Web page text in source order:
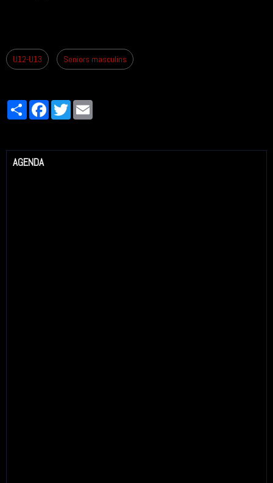
U12-U13 Seniors masculins
PartagerFacebookTwitter
AGENDA